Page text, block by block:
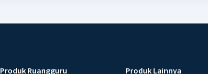
Produk Ruangguru Produk Lainnya